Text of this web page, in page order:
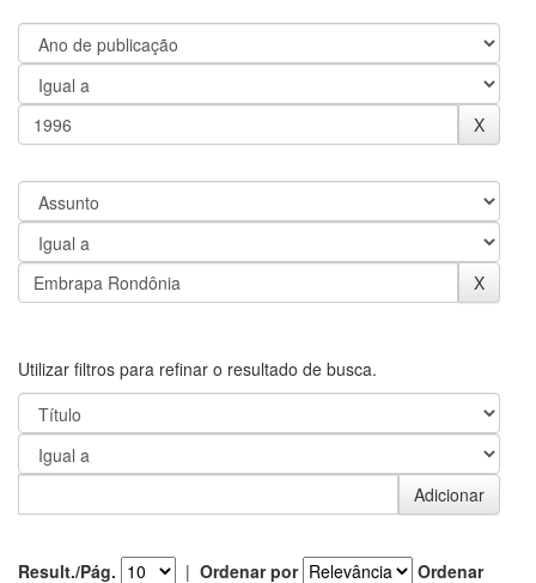
Utilizar filtros para refinar o resultado de busca.
Result./Pág. | Ordenar por
Ordenar